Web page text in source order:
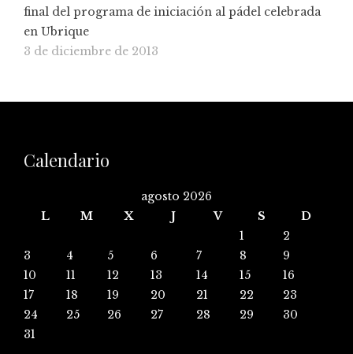
final del programa de iniciación al pádel celebrada
en Ubrique
3 de diciembre de 2013
Calendario
agosto 2026
L
M X J V S
D
1
2
3
4 5 6 7 8
9
10
11 12 13 14 15
16
17
18 19 20 21 22
23
24
25 26 27 28 29
30
31